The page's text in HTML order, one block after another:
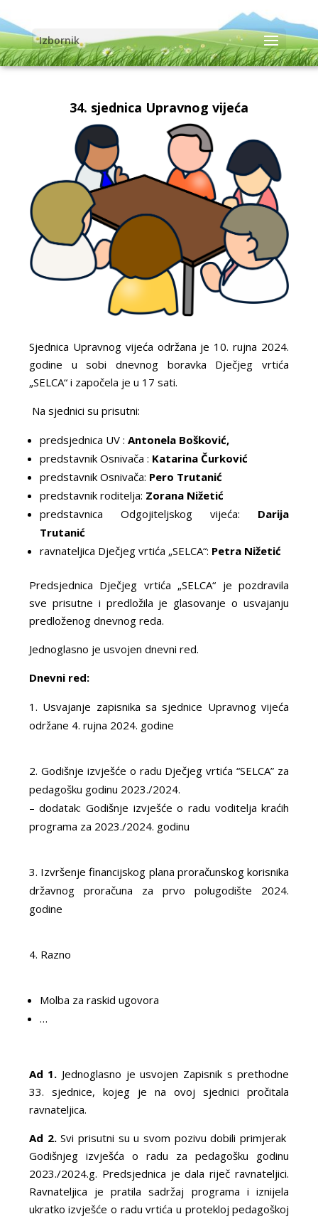
Izbornik
34. sjednica Upravnog vijeća
Sjednica Upravnog vijeća održana je 10. rujna 2024.
godine u sobi dnevnog boravka Dječjeg vrtića
„SELCA“ i započela je u 17 sati.
Na sjednici su prisutni:
predsjednica UV : Antonela Bošković,
predstavnik Osnivača : Katarina Čurković
predstavnik Osnivača: Pero Trutanić
predstavnik roditelja: Zorana Nižetić
predstavnica Odgojiteljskog vijeća: Darija
Trutanić
ravnateljica Dječjeg vrtića „SELCA“: Petra Nižetić
Predsjednica Dječjeg vrtića „SELCA“ je pozdravila
sve prisutne i predložila je glasovanje o usvajanju
predloženog dnevnog reda.
Jednoglasno je usvojen dnevni red.
Dnevni red:
Usvajanje zapisnika sa sjednice Upravnog vijeća
održane 4. rujna 2024. godine
Godišnje izvješće o radu Dječjeg vrtića “SELCA” za
pedagošku godinu 2023./2024.
– dodatak: Godišnje izvješće o radu voditelja kraćih
programa za 2023./2024. godinu
Izvršenje financijskog plana proračunskog korisnika
državnog proračuna za prvo polugodište 2024.
godine
Razno
Molba za raskid ugovora
…
Ad 1. Jednoglasno je usvojen Zapisnik s prethodne
33. sjednice, kojeg je na ovoj sjednici pročitala
ravnateljica.
Ad 2.Svi prisutni su u svom pozivu dobili primjerak
Godišnjeg izvješća o radu za pedagošku godinu
2023./2024.g. Predsjednica je dala riječ ravnateljici.
Ravnateljica je pratila sadržaj programa i iznijela
ukratko izvješće o radu vrtića u protekloj pedagoškoj